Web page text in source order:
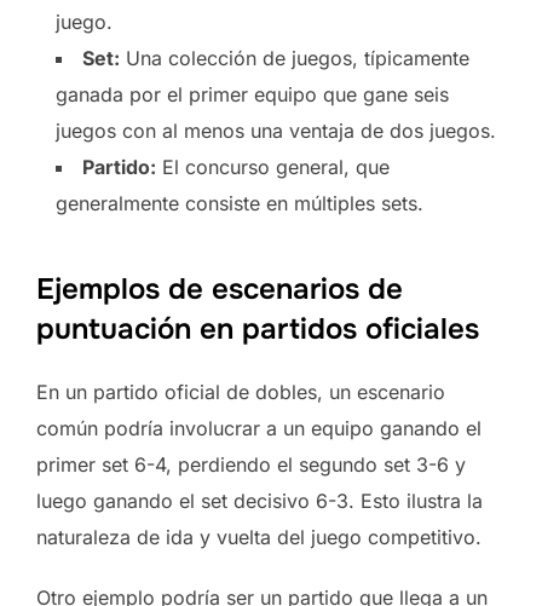
juego.
Set: Una colección de juegos, típicamente
ganada por el primer equipo que gane seis
juegos con al menos una ventaja de dos juegos.
Partido: El concurso general, que
generalmente consiste en múltiples sets.
Ejemplos de escenarios de
puntuación en partidos oficiales
En un partido oficial de dobles, un escenario
común podría involucrar a un equipo ganando el
primer set 6-4, perdiendo el segundo set 3-6 y
luego ganando el set decisivo 6-3. Esto ilustra la
naturaleza de ida y vuelta del juego competitivo.
Otro ejemplo podría ser un partido que llega a un